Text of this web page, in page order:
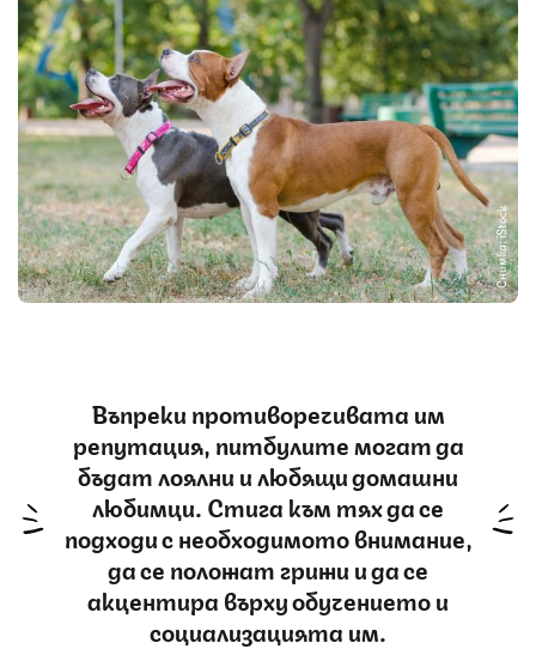
Снимка: iStock
Въпреки противоречивата им
репутация, питбулите могат да
бъдат лоялни и любящи домашни
любимци. Стига към тях да се
подходи с необходимото внимание,
да се положат грижи и да се
акцентира върху обучението и
социализацията им.